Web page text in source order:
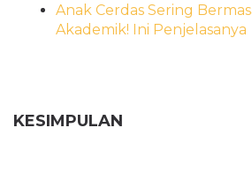
Anak Cerdas Sering
Akademik! Ini Penjelasanya
KESIMPULAN